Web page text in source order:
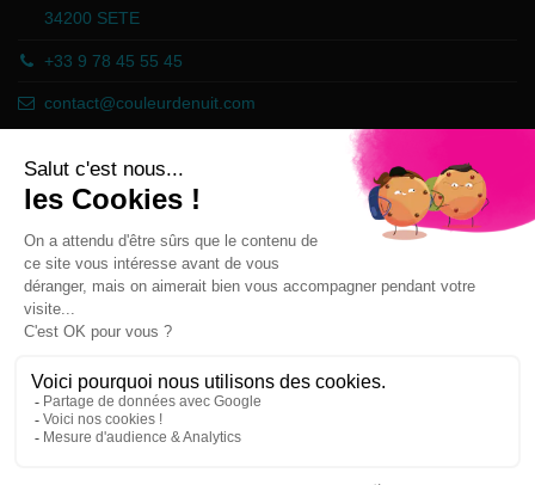
34200 SETE
+33 9 78 45 55 45
contact@couleurdenuit.com
Händler zugelassen von Gesellschaft für Garantierte Bewertungen,
Newsletter